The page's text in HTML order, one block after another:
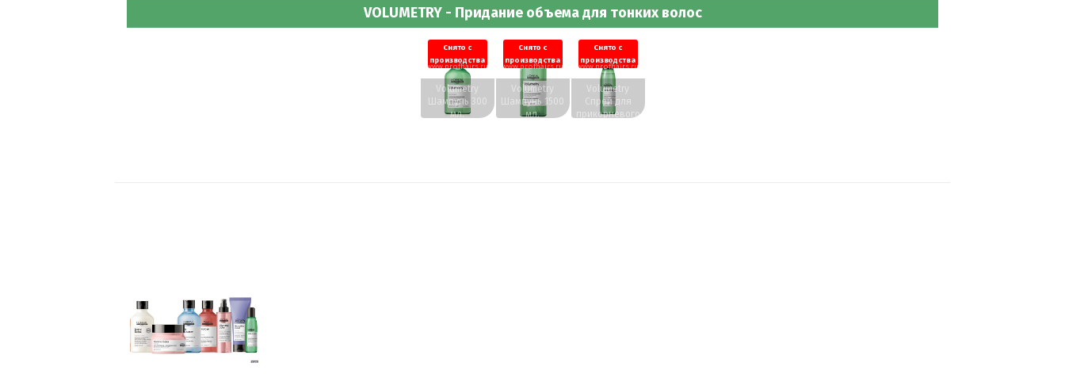
VOLUMETRY - Придание объема для тонких волос
Снято с
производства
www.profhairs.ru
Volumetry
Шампунь 300
мл.
Снято с
производства
www.profhairs.ru
Volumetry
Шампунь 1500
мл.
Снято с
производства
www.profhairs.ru
Volumetry
Спрей для
прикорневого